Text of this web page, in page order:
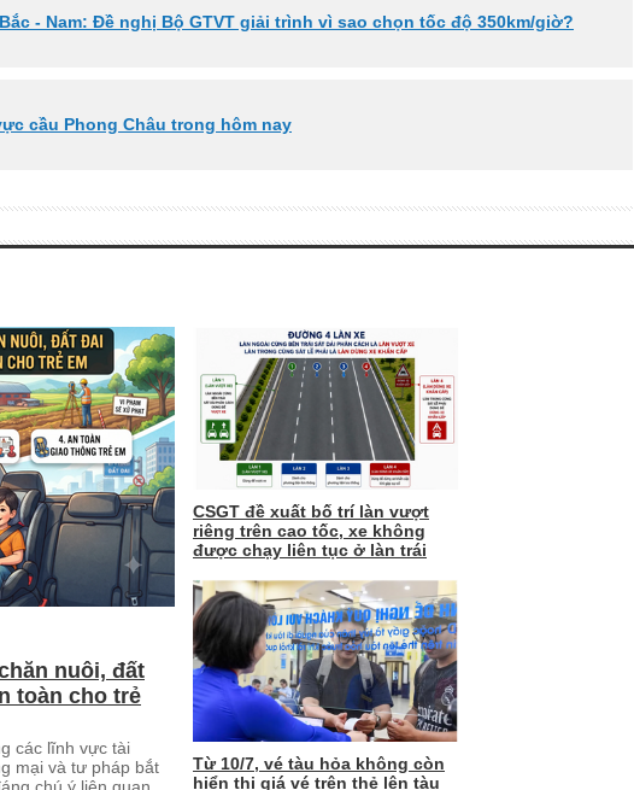
- Nam: Đề nghị Bộ GTVT giải trình vì sao chọn tốc độ 350km/giờ?
cầu Phong Châu trong hôm nay
nuôi, đất
toàn cho trẻ
các lĩnh vực tài
mại và tư pháp bắt
CSGT đề xuất bố trí làn vượt
riêng trên cao tốc, xe không
được chạy liên tục ở làn trái
Từ 10/7, vé tàu hỏa không còn
hiển thị giá vé trên thẻ lên tàu